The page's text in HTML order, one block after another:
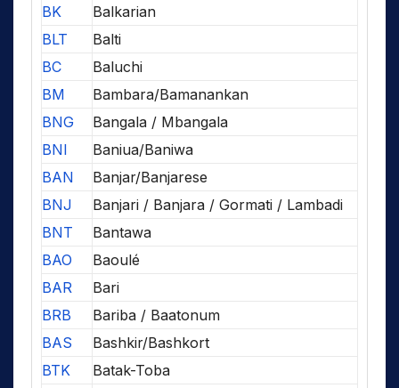
BK
Balkarian
BLT
Balti
BC
Baluchi
BM
Bambara/Bamanankan
BNG
Bangala / Mbangala
BNI
Baniua/Baniwa
BAN
Banjar/Banjarese
BNJ
Banjari / Banjara / Gormati / Lambadi
BNT
Bantawa
BAO
Baoulé
BAR
Bari
BRB
Bariba / Baatonum
BAS
Bashkir/Bashkort
BTK
Batak-Toba